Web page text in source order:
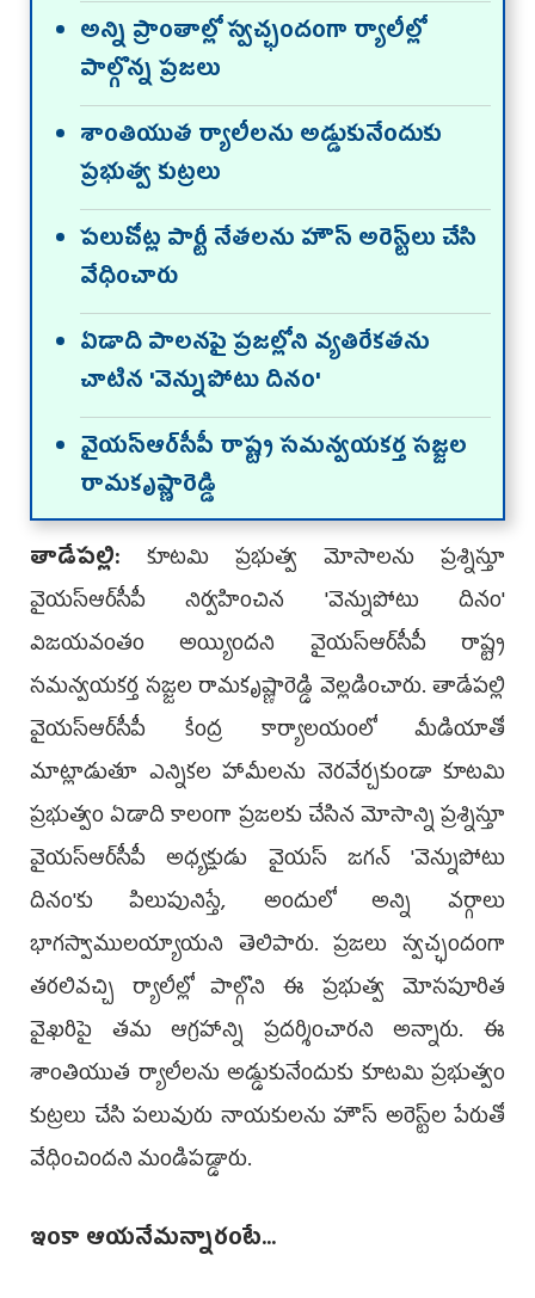
అన్ని ప్రాంతాల్లో స్వచ్ఛందంగా ర్యాలీల్లో
పాల్గొన్న ప్రజలు
శాంతియుత ర్యాలీలను అడ్డుకునేందుకు
ప్రభుత్వ కుట్రలు
పలుచోట్ల పార్టీ నేతలను హౌస్‌ అరెస్ట్‌లు చేసి
వేధించారు
ఏడాది పాలనపై ప్రజల్లోని వ్యతిరేకతను
చాటిన 'వెన్నుపోటు దినం'
వైయస్ఆర్‌సీపీ రాష్ట్ర సమన్వయకర్త సజ్జల
రామకృష్ణారెడ్డి
తాడేపల్లి: కూటమి ప్రభుత్వ మోసాలను ప్రశ్నిస్తూ
వైయస్ఆర్‌సీపీ నిర్వహించిన 'వెన్నుపోటు దినం'
విజయవంతం అయ్యిందని వైయస్ఆర్‌సీపీ రాష్ట్ర
సమన్వయకర్త సజ్జల రామకృష్ణారెడ్డి వెల్లడించారు. తాడేపల్లి
వైయస్ఆర్‌సీపీ కేంద్ర కార్యాలయంలో మీడియాతో
మాట్లాడుతూ ఎన్నికల హామీలను నెరవేర్చకుండా కూటమి
ప్రభుత్వం ఏడాది కాలంగా ప్రజలకు చేసిన మోసాన్ని ప్రశ్నిస్తూ
వైయస్ఆర్‌సీపీ అధ్యక్షుడు వైయస్ జగన్ 'వెన్నుపోటు
దినం'కు పిలుపునిస్తే, అందులో అన్ని వర్గాలు
భాగస్వాములయ్యాయని తెలిపారు. ప్రజలు స్వచ్ఛందంగా
తరలివచ్చి ర్యాలీల్లో పాల్గొని ఈ ప్రభుత్వ మోసపూరిత
వైఖరిపై తమ ఆగ్రహాన్ని ప్రదర్శించారని అన్నారు. ఈ
శాంతియుత ర్యాలీలను అడ్డుకునేందుకు కూటమి ప్రభుత్వం
కుట్రలు చేసి పలువురు నాయకులను హౌస్ అరెస్ట్‌ల పేరుతో
వేధించిందని మండిపడ్డారు.
ఇంకా ఆయనేమన్నారంటే...